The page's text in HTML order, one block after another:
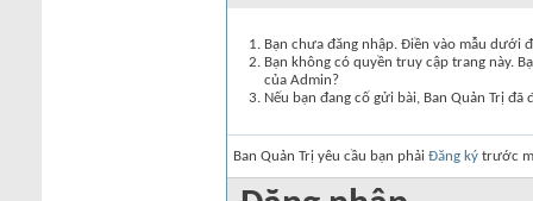
Bạn chưa đăng nhập. Điền vào mẫu dưới
Bạn không có quyền truy cập trang này.
của Admin?
Nếu bạn đang cố gửi bài, Ban Quản Trị
Ban Quản Trị yêu cầu bạn phải Đăng ký trước